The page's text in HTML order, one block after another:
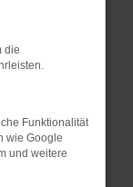
die
Funktionalität
wie Google
und weitere